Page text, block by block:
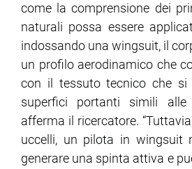
come la comprensione dei
naturali possa essere
indossando una wingsuit, il
un profilo aerodinamico che
con il tessuto tecnico che si
superfici portanti simili alle
afferma il ricercatore.
uccelli, un pilota in wingsuit
generare una spinta attiva e